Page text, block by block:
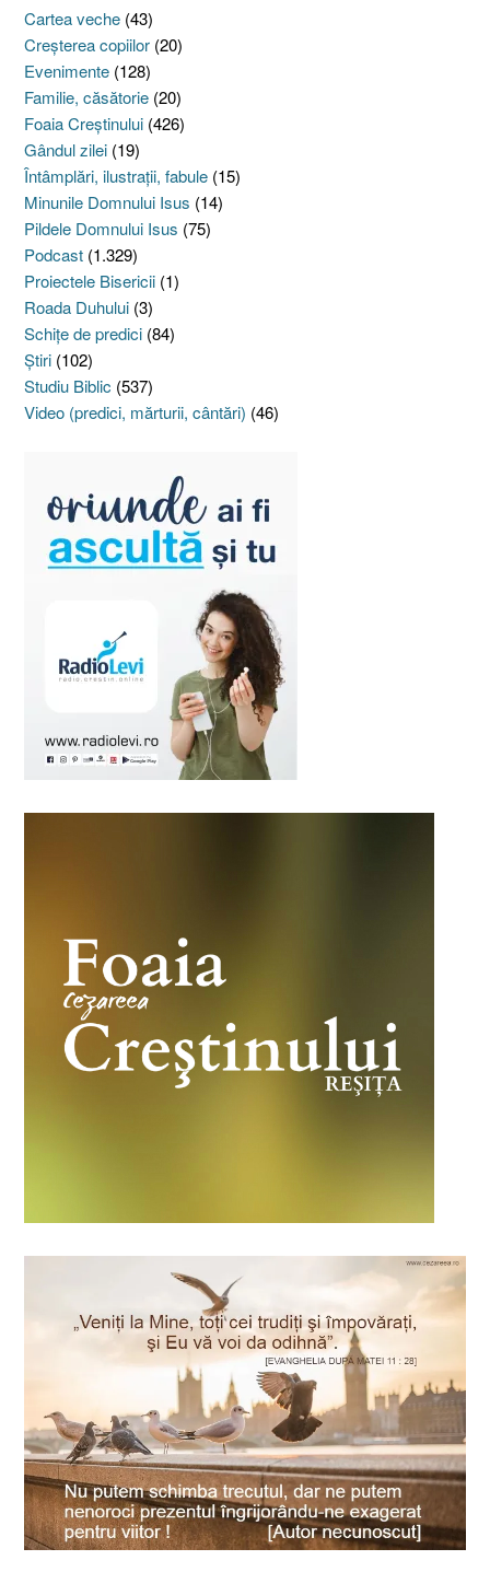
Cartea veche (43)
Creşterea copiilor (20)
Evenimente (128)
Familie, căsătorie (20)
Foaia Creştinului (426)
Gândul zilei (19)
Întâmplări, ilustraţii, fabule (15)
Minunile Domnului Isus (14)
Pildele Domnului Isus (75)
Podcast (1.329)
Proiectele Bisericii (1)
Roada Duhului (3)
Schiţe de predici (84)
Ştiri (102)
Studiu Biblic (537)
Video (predici, mărturii, cântări) (46)